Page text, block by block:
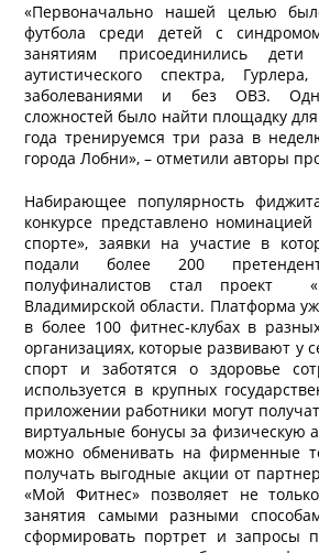
«Первоначально нашей целью
футбола среди детей с
занятиям присоединились дети
аутистического спектра,
заболеваниями и без ОВЗ.
сложностей было найти площадку
года тренируемся три раза в
города Лобни», – отметили авторы
Набирающее популярность
конкурсе представлено
спорте», заявки на участие в
подали более 200
полуфиналистов стал проект
Владимирской области. Платформа
в более 100 фитнес-клубах в
организациях, которые развивают у
спорт и заботятся о здоровье
используется в крупных
приложении работники могут
виртуальные бонусы за физическую
можно обменивать на фирменные
получать выгодные акции от
«Мой Фитнес» позволяет не
занятия самыми разными
сформировать портрет и запросы